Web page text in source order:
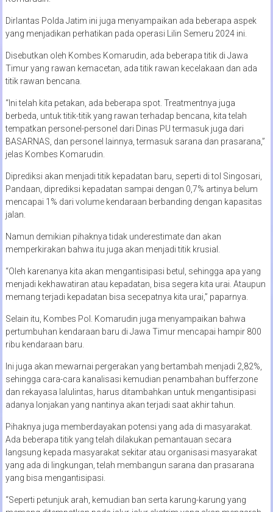
Dirlantas Polda Jatim ini juga menyampaikan ada beberapa aspek
yang menjadikan perhatikan pada operasi Lilin Semeru 2024 ini.
Disebutkan oleh Kombes Komarudin, ada beberapa titik di Jawa
Timur yang rawan kemacetan, ada titik rawan kecelakaan dan ada
titik rawan bencana.
“Ini telah kita petakan, ada beberapa spot. Treatmentnya juga
berbeda, untuk titik-titik yang rawan terhadap bencana, kita telah
tempatkan personel-personel dari Dinas PU termasuk juga dari
BASARNAS, dan personel lainnya, termasuk sarana dan prasarana,”
jelas Kombes Komarudin.
Diprediksi akan menjadi titik kepadatan baru, seperti di tol Singosari,
Pandaan, diprediksi kepadatan sampai dengan 0,7% artinya belum
mencapai 1% dari volume kendaraan berbanding dengan kapasitas
jalan.
Namun demikian pihaknya tidak underestimate dan akan
memperkirakan bahwa itu juga akan menjadi titik krusial.
“Oleh karenanya kita akan mengantisipasi betul, sehingga apa yang
menjadi kekhawatiran atau kepadatan, bisa segera kita urai. Ataupun
memang terjadi kepadatan bisa secepatnya kita urai,” paparnya.
Selain itu, Kombes Pol. Komarudin juga menyampaikan bahwa
pertumbuhan kendaraan baru di Jawa Timur mencapai hampir 800
ribu kendaraan baru.
Ini juga akan mewarnai pergerakan yang bertambah menjadi 2,82%,
sehingga cara-cara kanalisasi kemudian penambahan bufferzone
dan rekayasa lalulintas, harus ditambahkan untuk mengantisipasi
adanya lonjakan yang nantinya akan terjadi saat akhir tahun.
Pihaknya juga memberdayakan potensi yang ada di masyarakat.
Ada beberapa titik yang telah dilakukan pemantauan secara
langsung kepada masyarakat sekitar atau organisasi masyarakat
yang ada di lingkungan, telah membangun sarana dan prasarana
yang bisa mengantisipasi.
“Seperti petunjuk arah, kemudian ban serta karung-karung yang